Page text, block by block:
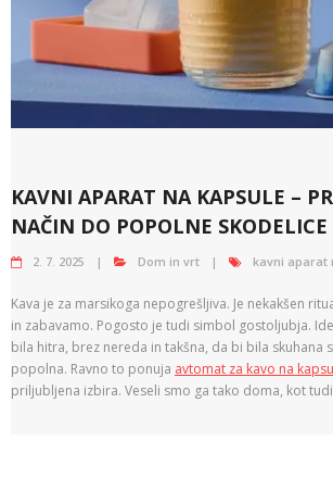
KAVNI APARAT NA KAPSULE –
NAČIN DO POPOLNE SKODELICE
2. 7. 2025 Dom in vrt kavni aparat
Kava je za marsikoga nepogrešljiva. Je nekakšen
in zabavamo. Pogosto je tudi simbol gostoljubja.
bila hitra, brez nereda in takšna, da bi bila skuhana
popolna. Ravno to ponuja avtomat za kavo na
priljubljena izbira. Veseli smo ga tako doma, kot